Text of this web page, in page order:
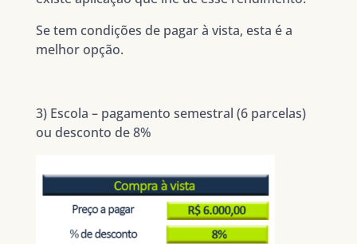
Se tem condições de pagar à vista, esta é a
melhor opção.
3) Escola – pagamento semestral (6 parcelas)
ou desconto de 8%